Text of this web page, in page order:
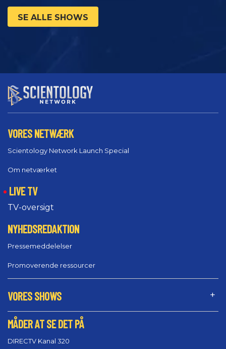
SE ALLE SHOWS
VORES NETWÆRK
Scientology Network Launch Special
Om netværket
LIVE TV
TV-oversigt
NYHEDSREDAKTION
Pressemeddelelser
Promoverende ressourcer
VORES SHOWS
MÅDER AT SE DET PÅ
DIRECTV Kanal 320